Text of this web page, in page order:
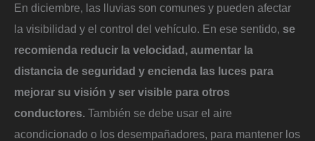
En diciembre, las lluvias son comunes y pueden afectar
la visibilidad y el control del vehículo. En ese sentido, se
recomienda reducir la velocidad, aumentar la
distancia de seguridad y encienda las luces para
mejorar su visión y ser visible para otros
conductores. También se debe usar el aire
acondicionado o los desempañadores, para mantener los